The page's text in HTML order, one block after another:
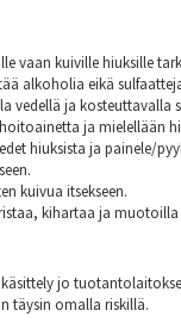
vaan kuiville hiuksille
alkoholia eikä
vedellä ja kosteuttavalla
ja mielellään
hiuksista ja painele/
kuivua itsekseen.
kihartaa ja
jo
täysin omalla riskillä.